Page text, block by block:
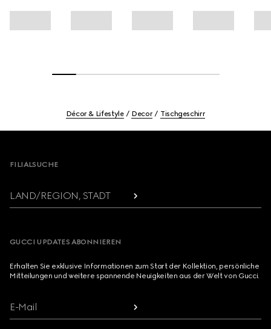
Décor & Lifestyle Decor Tischgeschirr
FILIALSUCHE
LAND/REGION, STADT
GUCCI UPDATES ABONNIEREN
Erhalten Sie exklusive Informationen zum Start der Kollektion, persönliche
Mitteilungen und weitere spannende Neuigkeiten aus der Welt von Gucci.
E-Mail